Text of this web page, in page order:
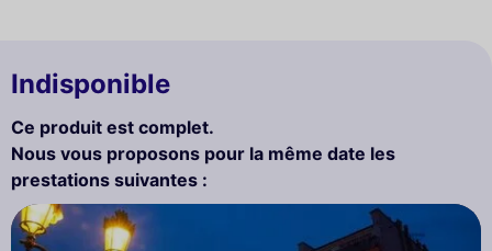
Indisponible
Ce produit est complet.
Nous vous proposons pour la même date les
prestations suivantes :